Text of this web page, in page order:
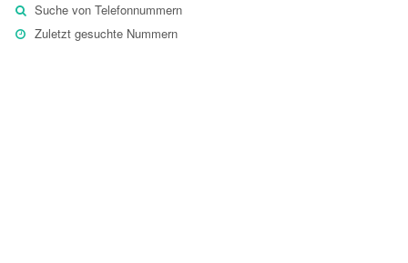
Suche von Telefonnummern
Zuletzt gesuchte Nummern